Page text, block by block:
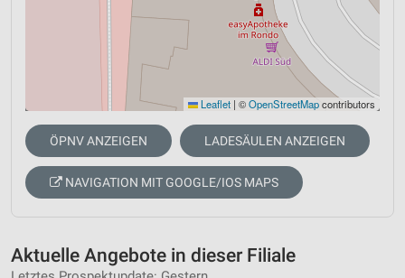
Leaflet | ©OpenStreetMapcontributors
ÖPNV ANZEIGEN LADESÄULEN ANZEIGEN
NAVIGATION MIT GOOGLE/IOS MAPS
Aktuelle Angebote in dieser Filiale